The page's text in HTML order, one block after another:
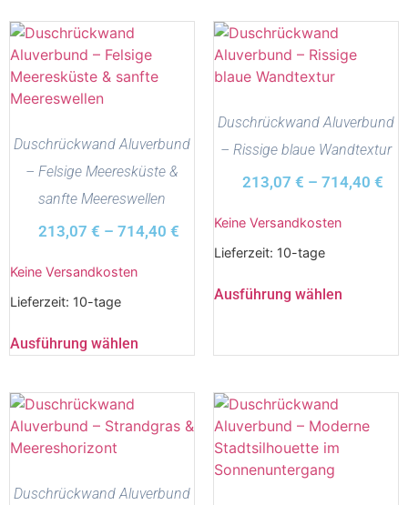
Duschrückwand Aluverbund
– Felsige Meeresküste &
sanfte Meereswellen
213,07 € – 714,40 €
Keine Versandkosten
Lieferzeit: 10-tage
Ausführung wählen
Duschrückwand Aluverbund
– Rissige blaue Wandtextur
213,07 € – 714,40 €
Keine Versandkosten
Lieferzeit: 10-tage
Ausführung wählen
Duschrückwand Aluverbund